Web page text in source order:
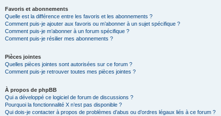
Favoris et abonnements
Quelle est la différence entre les favoris et les abonnements ?
Comment puis-je ajouter aux favoris ou m’abonner à un sujet spécifique ?
Comment puis-je m’abonner à un forum spécifique ?
Comment puis-je résilier mes abonnements ?
Pièces jointes
Quelles pièces jointes sont autorisées sur ce forum ?
Comment puis-je retrouver toutes mes pièces jointes ?
À propos de phpBB
Qui a développé ce logiciel de forum de discussions ?
Pourquoi la fonctionnalité X n’est pas disponible ?
Qui dois-je contacter à propos de problèmes d’abus ou d’ordres légaux liés à ce forum ?